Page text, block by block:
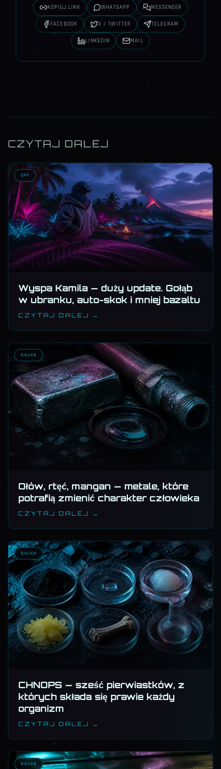
KOPIUJ LINK WHATSAPP MESSENGER
FACEBOOK X / TWITTER TELEGRAM
LINKEDIN MAIL
CZYTAJ DALEJ
GRY
Wyspa Kamila — duży update. Gołąb
w ubranku, auto-skok i mniej bazaltu
CZYTAJ DALEJ →
NAUKA
Ołów, rtęć, mangan — metale, które
potrafią zmienić charakter człowieka
CZYTAJ DALEJ →
NAUKA
CHNOPS — sześć pierwiastków, z
których składa się prawie każdy
organizm
CZYTAJ DALEJ →
NAUKA